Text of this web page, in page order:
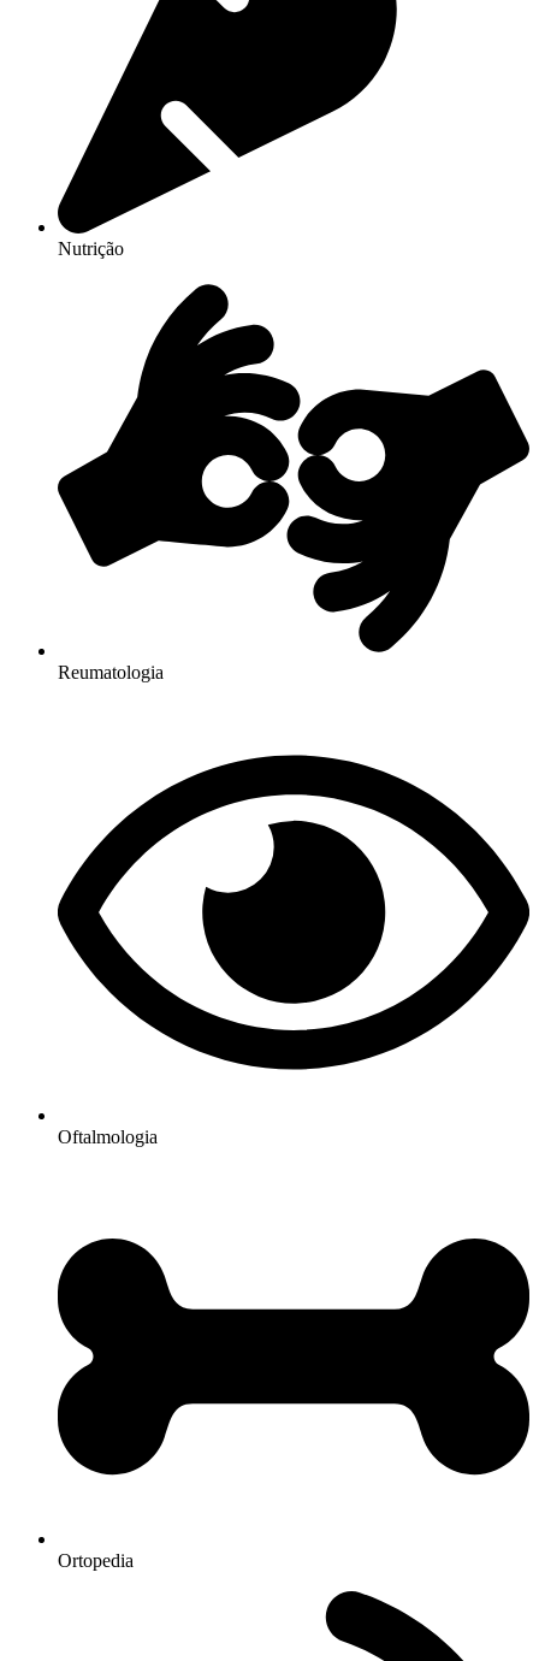
Nutrição
Reumatologia
Oftalmologia
Ortopedia